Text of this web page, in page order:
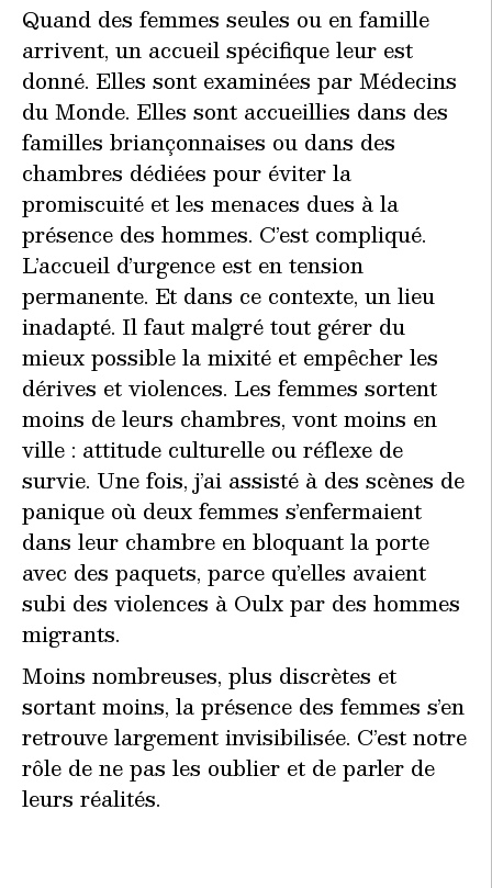
Quand des femmes seules ou en famille
arrivent, un accueil spécifique leur est
donné. Elles sont examinées par Médecins
du Monde. Elles sont accueillies dans des
familles briançonnaises ou dans des
chambres dédiées pour éviter la
promiscuité et les menaces dues à la
présence des hommes. C’est compliqué.
L’accueil d’urgence est en tension
permanente. Et dans ce contexte, un lieu
inadapté. Il faut malgré tout gérer du
mieux possible la mixité et empêcher les
dérives et violences. Les femmes sortent
moins de leurs chambres, vont moins en
ville : attitude culturelle ou réflexe de
survie. Une fois, j’ai assisté à des scènes de
panique où deux femmes s’enfermaient
dans leur chambre en bloquant la porte
avec des paquets, parce qu’elles avaient
subi des violences à Oulx par des hommes
migrants.
Moins nombreuses, plus discrètes et
sortant moins, la présence des femmes s’en
retrouve largement invisibilisée. C’est notre
rôle de ne pas les oublier et de parler de
leurs réalités.